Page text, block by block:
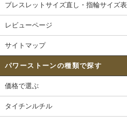
ブレスレットサイズ直し・指輪サイズ表
レビューページ
サイトマップ
パワーストーンの種類で探す
価格で選ぶ
タイチンルチル